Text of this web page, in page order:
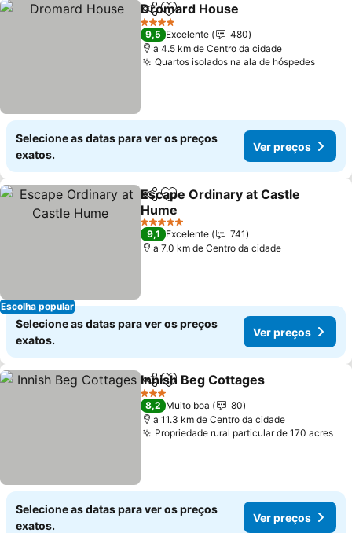
PartilharAdicionar aos favoritos
Dromard House
4 Estrelas
9,5 Excelente
480
a 4.5 km de Centro da cidade
Quartos isolados na ala de hóspedes
Selecione as datas para ver os preços
exatos.
Ver preços
Escolha popular
PartilharAdicionar aos favoritos
Escape Ordinary at Castle
Hume
5 Estrelas
9,1 Excelente
741
a 7.0 km de Centro da cidade
Selecione as datas para ver os preços
exatos.
Ver preços
PartilharAdicionar aos favoritos
Innish Beg Cottages
3 Estrelas
8,2 Muito boa
80
a 11.3 km de Centro da cidade
Propriedade rural particular de 170 acres
Selecione as datas para ver os preços
exatos.
Ver preços